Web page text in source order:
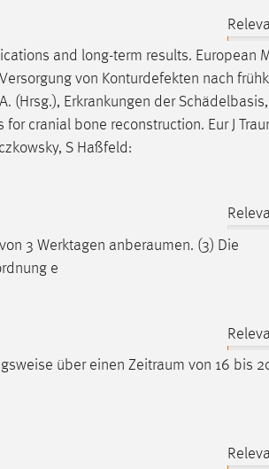
and long-term results. European
von Konturdefekten nach
(Hrsg.), Erkrankungen der
cranial bone reconstruction. Eur J
S Haßfeld:
3 Werktagen anberaumen. (3) Die
e
über einen Zeitraum von 16 bis